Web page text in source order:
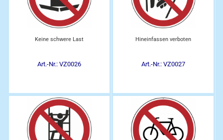
Keine schwere Last
Art.-Nr.: VZ0026
Hineinfassen verboten
Art.-Nr.: VZ0027